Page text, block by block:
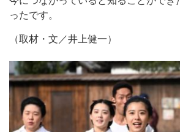
ったです。
（取材・文／井上健一）